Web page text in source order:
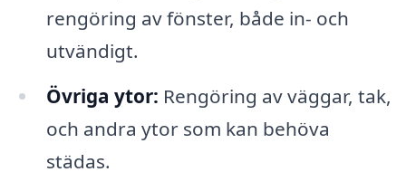
rengöring av fönster, både in- och
utvändigt.
Övriga ytor: Rengöring av väggar, tak,
och andra ytor som kan behöva
städas.